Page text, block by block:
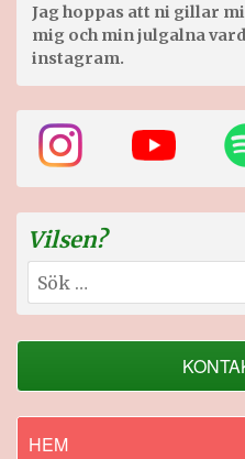
Jag hoppas att ni gillar
mig och min julgalna
instagram.
Vilsen?
Sök
efter:
HEM